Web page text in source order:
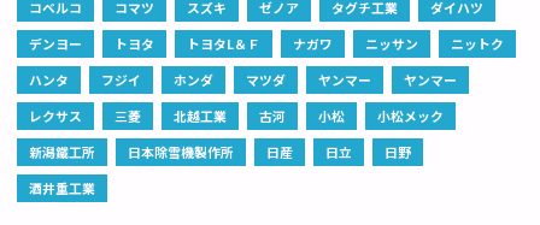
コベルコ
コマツ スズキ ゼノア タグチ工業
ダイハツ
デンヨー
トヨタ トヨタL＆Ｆ ナガワ ニッサン
ニットク
ハンタ
フジイ ホンダ マツダ ヤンマー
ヤンマー
レクサス
三菱 北越工業 古河 小松
小松メック
新潟鐵工所
日本除雪機製作所 日産 日立
日野
酒井重工業